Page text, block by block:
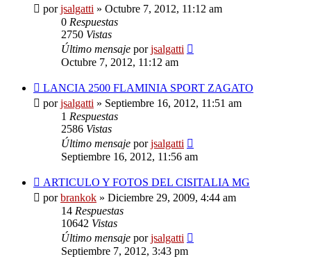
porjsalgatti » Octubre 7, 2012, 11:12 am
0 Respuestas
2750 Vistas
Último mensaje porjsalgatti
Octubre 7, 2012, 11:12 am
LANCIA 2500 FLAMINIA SPORT ZAGATO
porjsalgatti » Septiembre 16, 2012, 11:51 am
1 Respuestas
2586 Vistas
Último mensaje porjsalgatti
Septiembre 16, 2012, 11:56 am
ARTICULO Y FOTOS DEL CISITALIA MG
porbrankok » Diciembre 29, 2009, 4:44 am
14 Respuestas
10642 Vistas
Último mensaje porjsalgatti
Septiembre 7, 2012, 3:43 pm